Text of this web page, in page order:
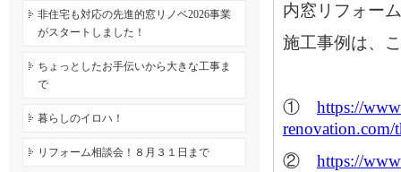
内窓リフォー
施工事例は、
① https://
renovation.com/
② https://
非住宅も対応の先進的窓リノベ2026事業
がスタートしました！
ちょっとしたお手伝いから大きな工事ま
で
暮らしのイロハ！
リフォーム相談会！８月３１日まで